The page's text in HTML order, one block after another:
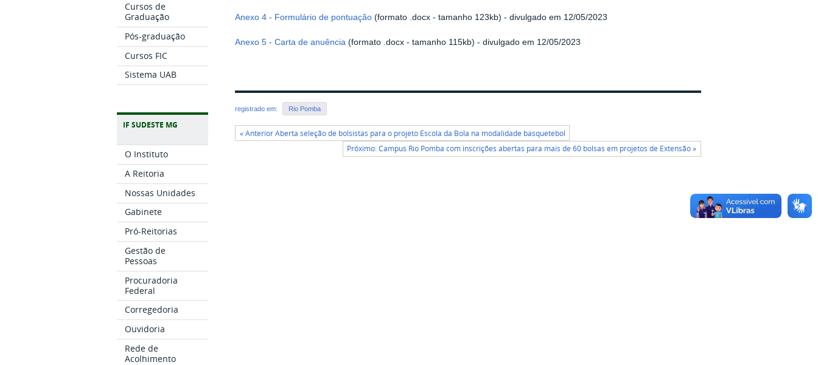
Cursos de
Graduação
Pós-graduação
Cursos FIC
Sistema UAB
IF SUDESTE MG
O Instituto
A Reitoria
Nossas Unidades
Gabinete
Pró-Reitorias
Gestão de
Pessoas
Procuradoria
Federal
Corregedoria
Ouvidoria
Rede de
Acolhimento
Anexo 4 - Formulário de pontuação (formato .docx - tamanho 123kb) - divulgado em 12/05/2023
Anexo 5 - Carta de anuência (formato .docx - tamanho 115kb) - divulgado em 12/05/2023
registrado em: Rio Pomba
« Anterior Aberta seleção de bolsistas para o projeto Escola da Bola na modalidade basquetebol
Próximo: Campus Rio Pomba com inscrições abertas para mais de 60 bolsas em projetos de Extensão »